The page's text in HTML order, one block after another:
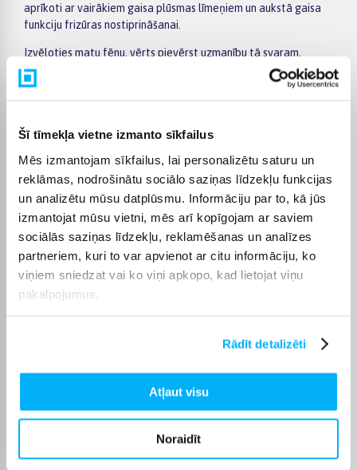
Šī tīmekļa vietne izmanto sīkfailus
Mēs izmantojam sīkfailus, lai personalizētu saturu un
reklāmas, nodrošinātu sociālo saziņas līdzekļu funkcijas
un analizētu mūsu datplūsmu. Informāciju par to, kā jūs
izmantojat mūsu vietni, mēs arī kopīgojam ar saviem
sociālās saziņas līdzekļu, reklamēšanas un analīzes
partneriem, kuri to var apvienot ar citu informāciju, ko
viņiem sniedzat vai ko viņi apkopo, kad lietojat viņu
pakalpojumus.
Rādīt detalizēti
Atļaut visu
Noraidīt
aprīkoti ar vairākiem gaisa plūsmas līmeņiem un aukstā gaisa
funkciju frizūras nostiprināšanai.
Izvēloties matu fēnu, vērts pievērst uzmanību tā svaram,
ergonomikai, vada garumam un trokšņa līmenim, lai ikdienas
lietošana būtu ērta un nenogurdinātu roku.
Matu fēni tiek piegādāti visā Latvijā – uz mājām vai citu
izvēlēto adresi. Ja prece ir noliktavā, piegāde parasti notiek 1–
2 darba dienu laikā, un precīzs piegādes termiņš vienmēr ir
norādīts konkrētā produkta lapā. Tāpat iespējams izvēlēties
bezprocentu līzingu līdz 24 mēnešiem, lai pirkumu varētu veikt
uzreiz un maksājumu sadalīt ērtā periodā.
Pircēju atsauksmes par precēm
Apstiprināts pircējs
Labs fēns. Laba kvalitāte. Viegls un viegli lietojams.